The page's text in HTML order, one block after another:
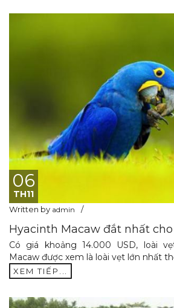
06
TH11
Written by admin
Hyacinth Macaw đắt nhất
Có giá khoảng 14.000 USD, loài
Macaw được xem là loài vẹt lớn nhất
XEM TIẾP...